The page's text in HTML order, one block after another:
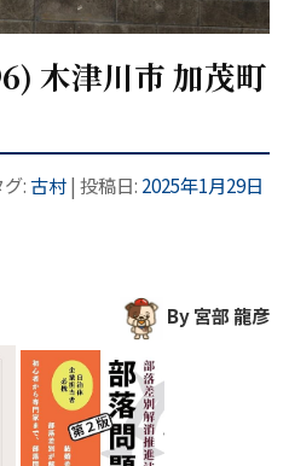
木津川市 加茂町
:古村| 投稿日: 2025年1月29日
By 宮部 龍彦